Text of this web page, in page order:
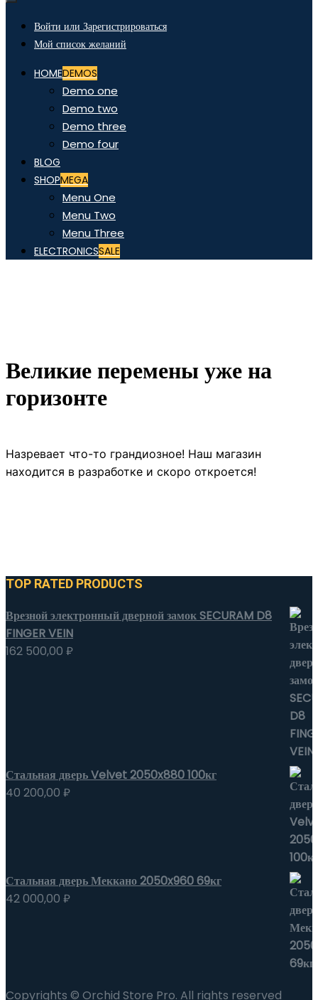
Войти или Зарегистрироваться
Мой список желаний
HOMEDEMOS
Demo one
Demo two
Demo three
Demo four
BLOG
SHOPMEGA
Menu One
Menu Two
Menu Three
ELECTRONICSSALE
Великие перемены уже на
горизонте
Назревает что-то грандиозное! Наш магазин
находится в разработке и скоро откроется!
TOP RATED PRODUCTS
Врезной электронный дверной замок SECURAM D8
FINGER VEIN
162 500,00 ₽
Стальная дверь Velvet 2050x880 100кг
40 200,00 ₽
Стальная дверь Меккано 2050x960 69кг
42 000,00 ₽
Copyrights © Orchid Store Pro. All rights reserved